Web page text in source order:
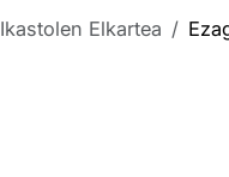
Ikastolen Elkartea